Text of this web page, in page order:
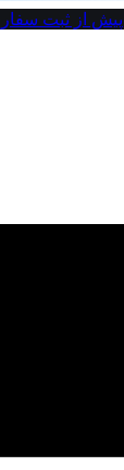
ثبت سفارش تماس